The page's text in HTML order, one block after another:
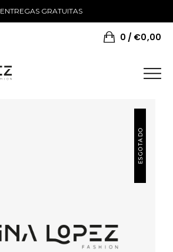
ENTREGAS GRATUITAS
0 €0,00
ESGOTADO